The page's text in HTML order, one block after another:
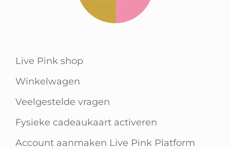
Live Pink shop
Winkelwagen
Veelgestelde vragen
Fysieke cadeaukaart activeren
Account aanmaken Live Pink Platform